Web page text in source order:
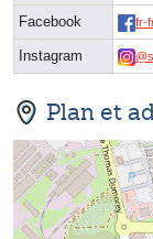
Facebook fr-
Instagram
Plan et